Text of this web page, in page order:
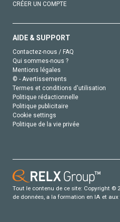
CRÉER UN COMPTE
AIDE & SUPPORT
Contactez-nous / FAQ
Qui sommes-nous ?
Mentions légales
© - Avertissements
Termes et conditions d'utilisation
Politique rédactionnelle
Politique publicitaire
Cookie settings
Politique de la vie privée
Tout le contenu de ce site: Copyright ©
de données, a la formation en IA et